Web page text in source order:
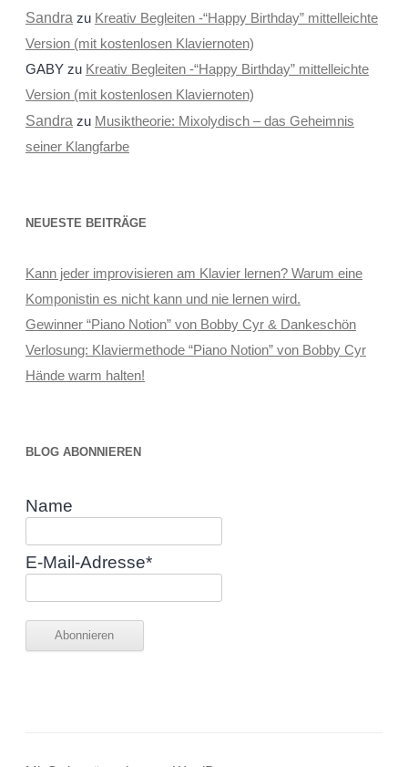
Sandra zu Kreativ Begleiten -“Happy Birthday” mittelleichte
Version (mit kostenlosen Klaviernoten)
GABYzu Kreativ Begleiten -“Happy Birthday” mittelleichte
Version (mit kostenlosen Klaviernoten)
Sandra zu Musiktheorie: Mixolydisch – das Geheimnis
seiner Klangfarbe
NEUESTE BEITRÄGE
Kann jeder improvisieren am Klavier lernen? Warum eine
Komponistin es nicht kann und nie lernen wird.
Gewinner “Piano Notion” von Bobby Cyr & Dankeschön
Verlosung: Klaviermethode “Piano Notion” von Bobby Cyr
Hände warm halten!
BLOG ABONNIEREN
Name
E-Mail-Adresse*